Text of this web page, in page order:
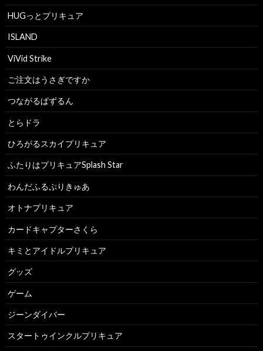
HUGっとプリキュア
ISLAND
ViVid Strike
ご注文はうさぎですか
つながるぱずるん
とらドラ
ひろがるスカイプリキュア
ふたりはプリキュアSplash Star
わんだふるぷりきゅあ
オトナプリキュア
カードキャプターさくら
キミとアイドルプリキュア
グッズ
ゲーム
ジーンダイバー
スタートゥインクルプリキュア